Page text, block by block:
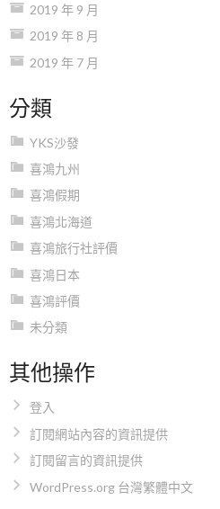
2019 年 9 月
2019 年 8 月
2019 年 7 月
分類
YKS沙發
喜鴻九州
喜鴻假期
喜鴻北海道
喜鴻旅行社評價
喜鴻日本
喜鴻評價
未分類
其他操作
登入
訂閱網站內容的資訊提供
訂閱留言的資訊提供
WordPress.org 台灣繁體中文